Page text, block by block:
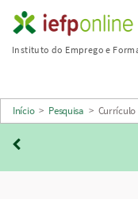
Saltar
para
principal
Instituto do Emprego e
Início > Pesquisa > Currículo